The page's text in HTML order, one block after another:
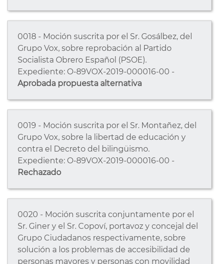
0018 - Moción suscrita por el Sr. Gosálbez, del
Grupo Vox, sobre reprobación al Partido
Socialista Obrero Español (PSOE).
Expediente: O-89VOX-2019-000016-00 -
Aprobada propuesta alternativa
0019 - Moción suscrita por el Sr. Montañez, del
Grupo Vox, sobre la libertad de educación y
contra el Decreto del bilingüismo.
Expediente: O-89VOX-2019-000016-00 -
Rechazado
0020 - Moción suscrita conjuntamente por el
Sr. Giner y el Sr. Copoví, portavoz y concejal del
Grupo Ciudadanos respectivamente, sobre
solución a los problemas de accesibilidad de
personas mayores y personas con movilidad